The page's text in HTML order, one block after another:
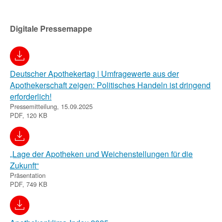
Digitale Pressemappe
Deutscher Apothekertag | Umfragewerte aus der
Apothekerschaft zeigen: Politisches Handeln ist dringend
erforderlich!
Pressemitteilung, 15.09.2025
PDF, 120 KB
„Lage der Apotheken und Weichenstellungen für die
Zukunft“
Präsentation
PDF, 749 KB